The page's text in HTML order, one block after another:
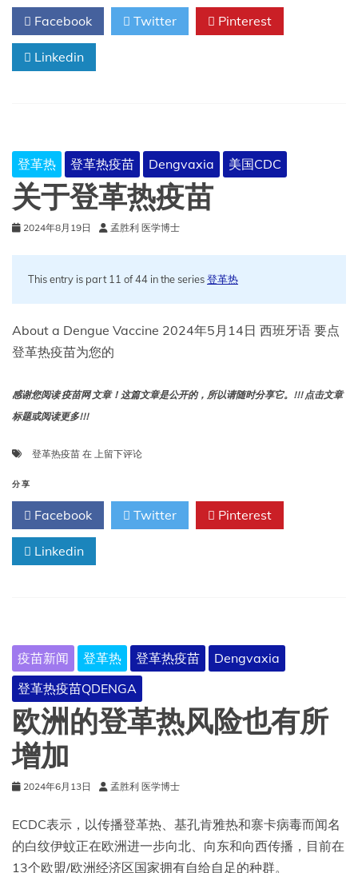
种
疫
苗：
Facebook Twitter Pinterest
Linkedin
登革热 登革热疫苗 Dengvaxia 美国CDC
关于登革热疫苗
2024年8月19日 孟胜利 医学博士
This entry is part 11 of 44 in the series登革热
About a Dengue Vaccine 2024年5月14日 西班牙语 要点
登革热疫苗为您的
感谢您阅读 疫苗网 文章！这篇文章是公开的，所以请随时分享它。!!! 点击文章
标题或阅读更多!!!
登革热疫苗 在 关
革
疫
上留下评论
分享
Facebook Twitter Pinterest
Linkedin
疫苗新闻 登革热 登革热疫苗
Dengvaxia
登革热疫苗QDENGA
欧洲的登革热风险也有所
增加
2024年6月13日 孟胜利 医学博士
ECDC表示，以传播登革热、基孔肯雅热和寨卡病毒而闻名
的白纹伊蚊正在欧洲进一步向北、向东和向西传播，目前在
13个欧盟/欧洲经济区国家拥有自给自足的种群。